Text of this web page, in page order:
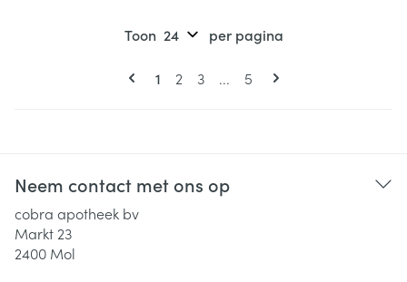
Pagina's
U lees momenteel pagina
1 Pagina
2 Pagina
3 ... Pagina
5
Toon per pagina
Neem contact met ons op
cobra apotheek bv
Markt 23
2400 Mol